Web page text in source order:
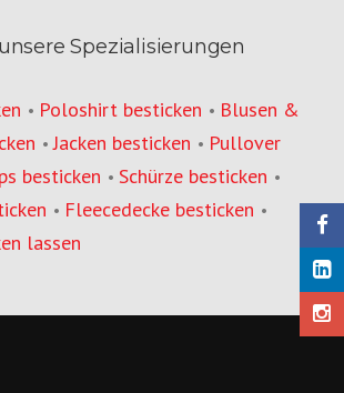
Spezialisierungen
• Poloshirt besticken • Blusen &
•Jacken besticken • Pullover
besticken • Schürze besticken •
• Fleecedecke besticken •
lassen